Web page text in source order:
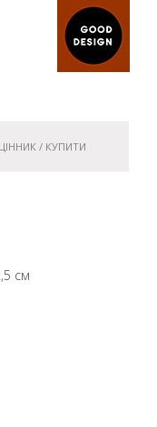
ЦІННИК / КУПИТИ
см